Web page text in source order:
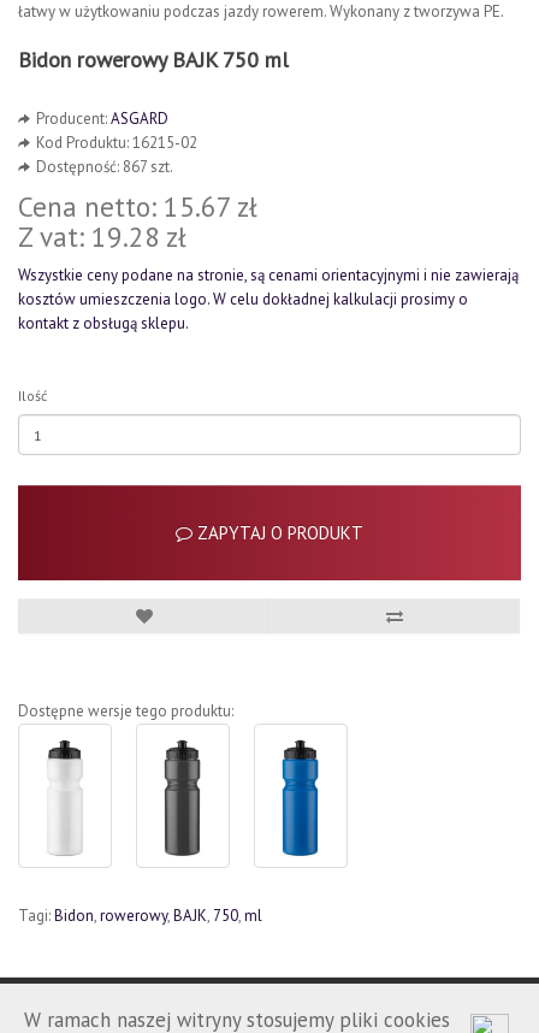
W ramach naszej witryny stosujemy pliki cookies
łatwy w użytkowaniu podczas jazdy rowerem. Wykonany z tworzywa PE.
Bidon rowerowy BAJK 750 ml
Producent:ASGARD
Kod Produktu: 16215-02
Dostępność: 867 szt.
Cena netto: 15.67 zł
Z vat: 19.28 zł
Wszystkie ceny podane na stronie, są cenami orientacyjnymi i nie zawierają
kosztów umieszczenia logo. W celu dokładnej kalkulacji prosimy o
kontakt z obsługą sklepu.
Ilość
ZAPYTAJ O PRODUKT
Dostępne wersje tego produktu:
Tagi:Bidon,rowerowy,BAJK, 750,ml